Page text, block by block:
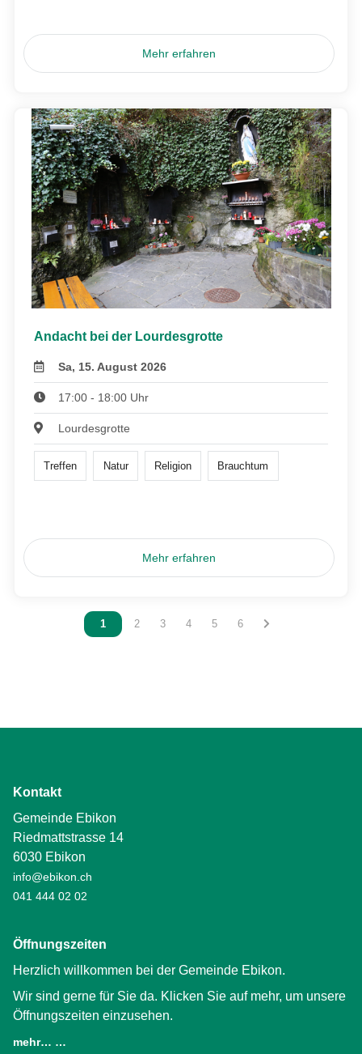
Mehr erfahren
Andacht bei der Lourdesgrotte
Sa, 15. August 2026
17:00 - 18:00 Uhr
Lourdesgrotte
Treffen Natur Religion Brauchtum
Mehr erfahren
Vous êtes sur la page
1 Vous êtes sur la page
2 Vous êtes sur la page
3 Vous êtes sur la page
4 Vous êtes sur la page
5 Vous êtes sur la page
6
Kontakt
Gemeinde Ebikon
Riedmattstrasse 14
6030 Ebikon
info@ebikon.ch
041 444 02 02
Öffnungszeiten
Herzlich willkommen bei der Gemeinde Ebikon.
Wir sind gerne für Sie da. Klicken Sie auf mehr, um unsere
Öffnungszeiten einzusehen.
mehr… …